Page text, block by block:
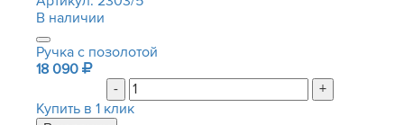
В наличии
Ручка с позолотой
18 090
-
+
Купить в 1 клик